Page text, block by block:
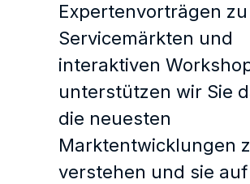
Expertenvorträgen zu
Servicemärkten und
interaktiven
unterstützen wir Sie
die neuesten
Marktentwicklungen
verstehen und sie